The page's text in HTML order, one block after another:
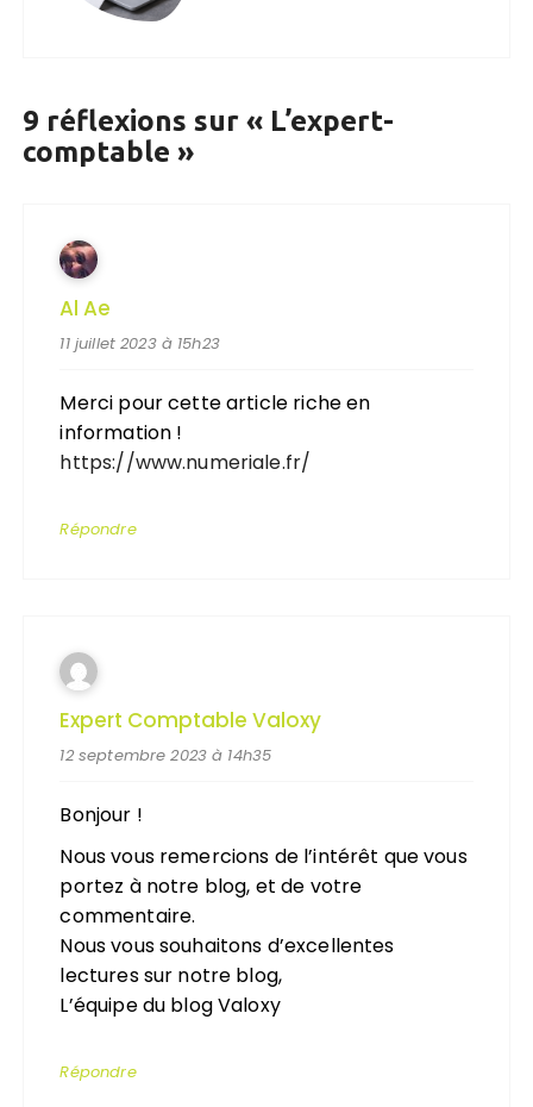
9 réflexions sur « L’expert-
comptable »
Al Ae
11 juillet 2023 à 15h23
Merci pour cette article riche en
information !
https://www.numeriale.fr/
Répondre
Expert Comptable Valoxy
12 septembre 2023 à 14h35
Bonjour !
Nous vous remercions de l’intérêt que vous
portez à notre blog, et de votre
commentaire.
Nous vous souhaitons d’excellentes
lectures sur notre blog,
L’équipe du blog Valoxy
Répondre